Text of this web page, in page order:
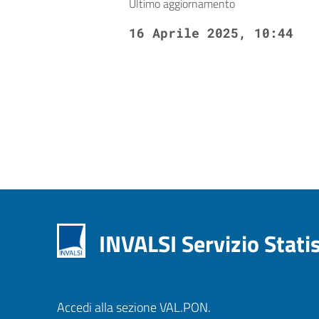
Ultimo aggiornamento
16 Aprile 2025, 10:44
INVALSI Servizio
Accedi alla sezione VAL.PON.